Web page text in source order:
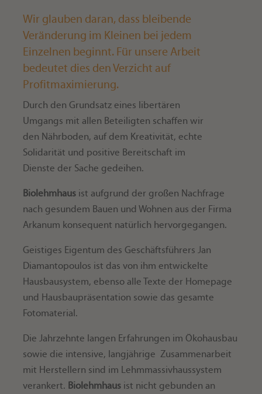
Wir glauben daran, dass bleibende
Veränderung im Kleinen bei jedem
Einzelnen beginnt. Für unsere Arbeit
bedeutet dies den Verzicht auf
Profitmaximierung.
Durch den Grundsatz eines libertären
Umgangs mit allen Beteiligten schaffen wir
den Nährboden, auf dem Kreativität, echte
Solidarität und positive Bereitschaft im
Dienste der Sache gedeihen.
Biolehmhausist aufgrund der großen Nachfrage
nach gesundem Bauen und Wohnen aus der Firma
Arkanum konsequent natürlich hervorgegangen.
Geistiges Eigentum des Geschäftsführers Jan
Diamantopoulos ist das von ihm entwickelte
Hausbausystem, ebenso alle Texte der Homepage
und Hausbaupräsentation sowie das gesamte
Fotomaterial.
Die Jahrzehnte langen Erfahrungen im Ökohausbau
sowie die intensive, langjährige Zusammenarbeit
mit Herstellern sind im Lehmmassivhaussystem
verankert. Biolehmhausist nicht gebunden an